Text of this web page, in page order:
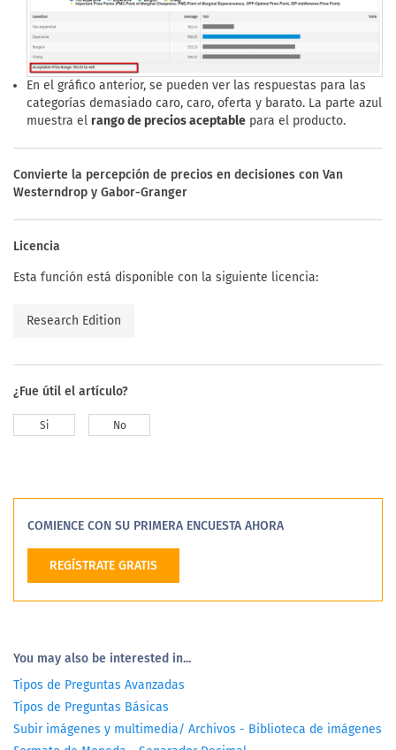
En el gráfico anterior, se pueden ver las respuestas para las
categorías demasiado caro, caro, oferta y barato. La parte azul
muestra el rango de precios aceptable para el producto.
Convierte la percepción de precios en decisiones con Van
Westerndrop y Gabor-Granger
Licencia
Esta función está disponible con la siguiente licencia:
Research Edition
¿Fue útil el artículo?
Si No
COMIENCE CON SU PRIMERA ENCUESTA AHORA
REGÍSTRATE GRATIS
You may also be interested in...
Tipos de Preguntas Avanzadas
Tipos de Preguntas Básicas
Subir imágenes y multimedia/ Archivos - Biblioteca de imágenes